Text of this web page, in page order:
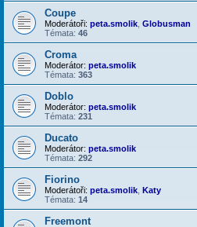
Coupe
Moderátoři: peta.smolik Globusman
Témata: 46
Croma
Moderátor: peta.smolik
Témata: 363
Doblo
Moderátor: peta.smolik
Témata: 231
Ducato
Moderátor: peta.smolik
Témata: 292
Fiorino
Moderátoři: peta.smolik Katy
Témata: 14
Freemont